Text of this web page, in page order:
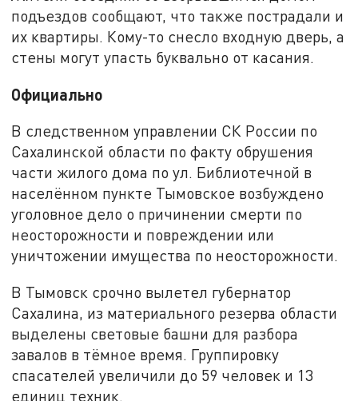
подъездов сообщают, что также пострадали и
их квартиры. Кому-то снесло входную дверь, а
стены могут упасть буквально от касания.
Официально
В следственном управлении СК России по
Сахалинской области по факту обрушения
части жилого дома по ул. Библиотечной в
населённом пункте Тымовское возбуждено
уголовное дело о причинении смерти по
неосторожности и повреждении или
уничтожении имущества по неосторожности.
В Тымовск срочно вылетел губернатор
Сахалина, из материального резерва области
выделены световые башни для разбора
завалов в тёмное время. Группировку
спасателей увеличили до 59 человек и 13
единиц техник.